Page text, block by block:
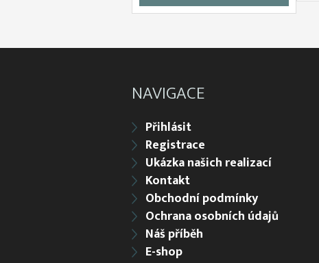
NAVIGACE
Přihlásit
Registrace
Ukázka našich realizací
Kontakt
Obchodní podmínky
Ochrana osobních údajů
Náš příběh
E-shop